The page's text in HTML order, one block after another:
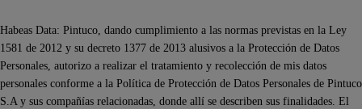
Habeas Data: Pintuco, dando cumplimiento a las normas previstas en la Ley
1581 de 2012 y su decreto 1377 de 2013 alusivos a la Protección de Datos
Personales, autorizo a realizar el tratamiento y recolección de mis datos
personales conforme a la Política de Protección de Datos Personales de Pintuco
S.A y sus compañías relacionadas, donde allí se describen sus finalidades. El